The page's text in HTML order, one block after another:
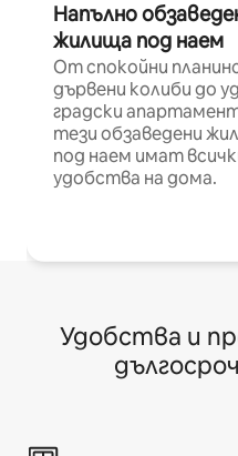
Напълно
жилища под наем
От спокойни
дървени колиби до
градски
тези обзаведени
под наем имат
удобства на дома.
Удобства и